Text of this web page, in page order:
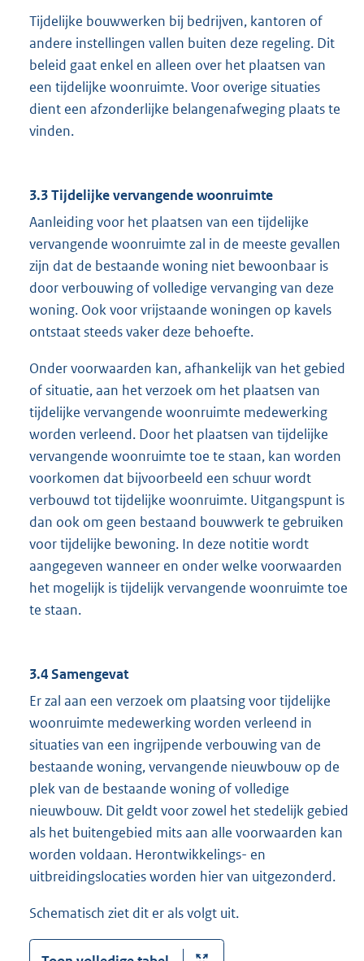
Tijdelijke bouwwerken bij bedrijven, kantoren of
andere instellingen vallen buiten deze regeling. Dit
beleid gaat enkel en alleen over het plaatsen van
een tijdelijke woonruimte. Voor overige situaties
dient een afzonderlijke belangenafweging plaats te
vinden.
3.3 Tijdelijke vervangende woonruimte
Aanleiding voor het plaatsen van een tijdelijke
vervangende woonruimte zal in de meeste gevallen
zijn dat de bestaande woning niet bewoonbaar is
door verbouwing of volledige vervanging van deze
woning. Ook voor vrijstaande woningen op kavels
ontstaat steeds vaker deze behoefte.
Onder voorwaarden kan, afhankelijk van het gebied
of situatie, aan het verzoek om het plaatsen van
tijdelijke vervangende woonruimte medewerking
worden verleend. Door het plaatsen van tijdelijke
vervangende woonruimte toe te staan, kan worden
voorkomen dat bijvoorbeeld een schuur wordt
verbouwd tot tijdelijke woonruimte. Uitgangspunt is
dan ook om geen bestaand bouwwerk te gebruiken
voor tijdelijke bewoning. In deze notitie wordt
aangegeven wanneer en onder welke voorwaarden
het mogelijk is tijdelijk vervangende woonruimte toe
te staan.
3.4 Samengevat
Er zal aan een verzoek om plaatsing voor tijdelijke
woonruimte medewerking worden verleend in
situaties van een ingrijpende verbouwing van de
bestaande woning, vervangende nieuwbouw op de
plek van de bestaande woning of volledige
nieuwbouw. Dit geldt voor zowel het stedelijk gebied
als het buitengebied mits aan alle voorwaarden kan
worden voldaan. Herontwikkelings- en
uitbreidingslocaties worden hier van uitgezonderd.
Schematisch ziet dit er als volgt uit.